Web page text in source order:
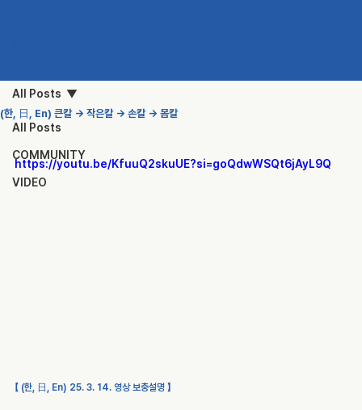
All Posts
COMMUNITY
VIDEO
All Posts
(한, 日, En) 큰칼 → 작은칼 → 손칼 → 몸칼
https://youtu.be/KfuuQ2skuUE?si=goQdwWSQt6jAyL9Q
【 (한, 日, En) 25. 3. 14. 영상 보충설명 】